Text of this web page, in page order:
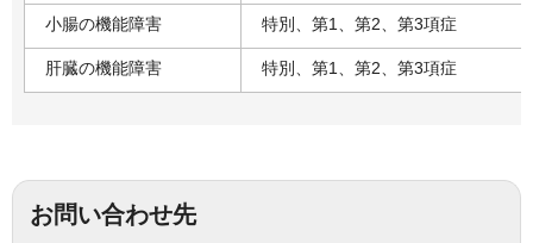
小腸の機能障害 特別、第1、第2、第3項症
肝臓の機能障害 特別、第1、第2、第3項症
お問い合わせ先